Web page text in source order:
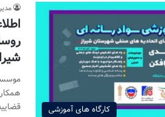
کارگاه های آموزشی